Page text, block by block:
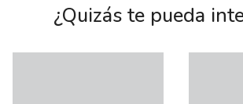
¿Quizás te pueda